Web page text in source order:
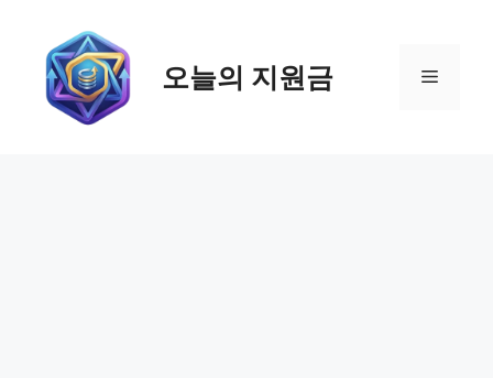
오늘의 지원금 메